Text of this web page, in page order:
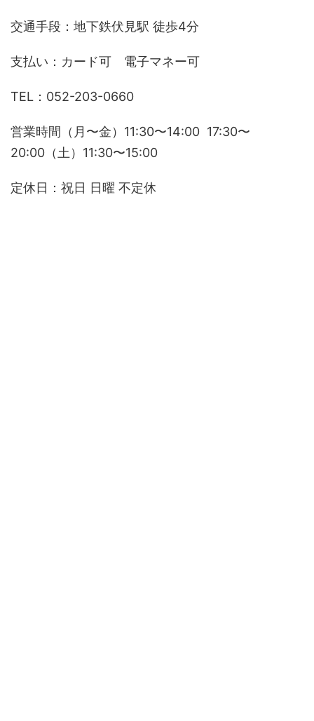
交通手段：地下鉄伏見駅 徒歩4分
支払い：カード可 電子マネー可
TEL：052-203-0660
営業時間（月〜金）11:30〜14:00 17:30〜
20:00（土）11:30〜15:00
定休日：祝日 日曜 不定休